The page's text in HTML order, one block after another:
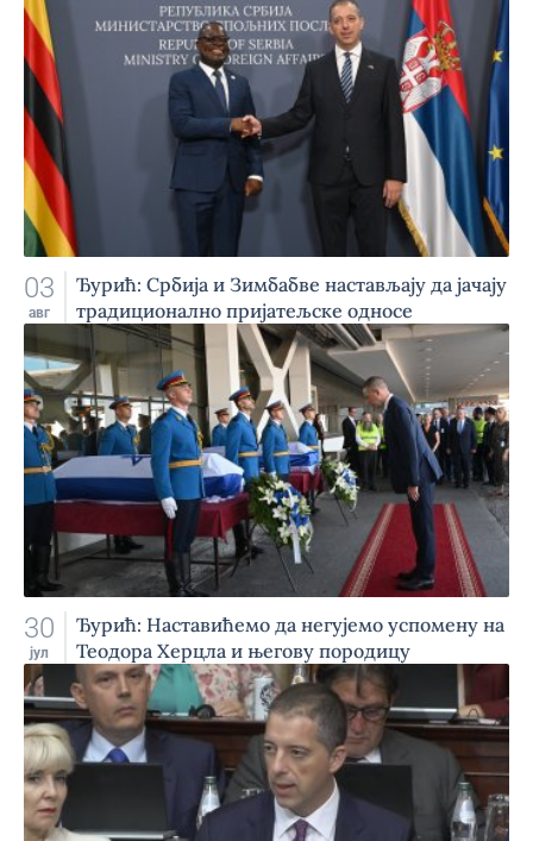
03
авг
Ђурић: Србија и Зимбабве настављају да јачају
традиционално пријатељске односе
30
јул
Ђурић: Наставићемо да негујемо успомену на
Теодора Херцла и његову породицу